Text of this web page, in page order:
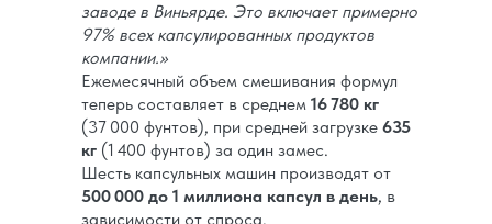
заводе в Виньярде. Это включает примерно
97% всех капсулированных продуктов
компании.»
Ежемесячный объем смешивания формул
теперь составляет в среднем 16 780 кг
(37 000 фунтов), при средней загрузке 635
кг (1 400 фунтов) за один замес.
Шесть капсульных машин производят от
500 000 до 1 миллиона капсул в день, в
зависимости от спроса.